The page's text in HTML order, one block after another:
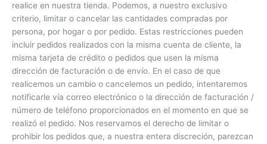
realice en nuestra tienda. Podemos, a nuestro exclusivo
criterio, limitar o cancelar las cantidades compradas por
persona, por hogar o por pedido. Estas restricciones pueden
incluir pedidos realizados con la misma cuenta de cliente, la
misma tarjeta de crédito o pedidos que usen la misma
dirección de facturación o de envío. En el caso de que
realicemos un cambio o cancelemos un pedido, intentaremos
notificarle vía correo electrónico o la dirección de facturación /
número de teléfono proporcionados en el momento en que se
realizó el pedido. Nos reservamos el derecho de limitar o
prohibir los pedidos que, a nuestra entera discreción, parezcan